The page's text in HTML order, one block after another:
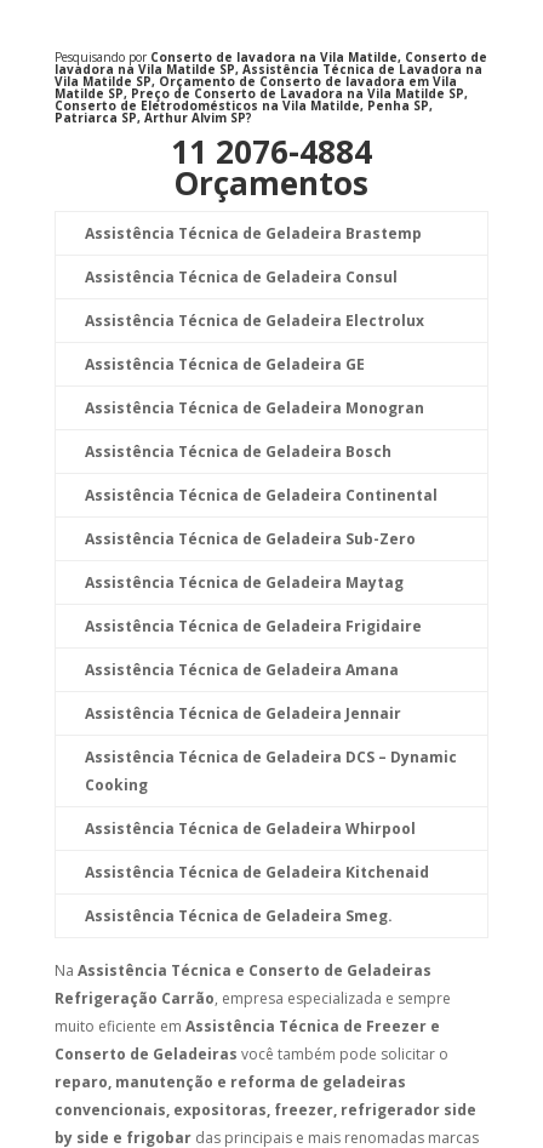
Pesquisando por Conserto de lavadora na Vila Matilde, Conserto de
lavadora na Vila Matilde SP, Assistência Técnica de Lavadora na
Vila Matilde SP, Orçamento de Conserto de lavadora em Vila
Matilde SP, Preço de Conserto de Lavadora na Vila Matilde SP,
Conserto de Eletrodomésticos na Vila Matilde, Penha SP,
Patriarca SP, Arthur Alvim SP?
11 2076-4884
Orçamentos
Assistência Técnica de Geladeira Brastemp
Assistência Técnica de Geladeira Consul
Assistência Técnica de Geladeira Electrolux
Assistência Técnica de Geladeira GE
Assistência Técnica de Geladeira Monogran
Assistência Técnica de Geladeira Bosch
Assistência Técnica de Geladeira Continental
Assistência Técnica de Geladeira Sub-Zero
Assistência Técnica de Geladeira Maytag
Assistência Técnica de Geladeira Frigidaire
Assistência Técnica de Geladeira Amana
Assistência Técnica de Geladeira Jennair
Assistência Técnica de Geladeira DCS – Dynamic
Cooking
Assistência Técnica de Geladeira Whirpool
Assistência Técnica de Geladeira Kitchenaid
Assistência Técnica de Geladeira Smeg.
Na Assistência Técnica e Conserto de Geladeiras
Refrigeração Carrão, empresa especializada e sempre
muito eficiente em Assistência Técnica de Freezer e
Conserto de Geladeiras você também pode solicitar o
reparo, manutenção e reforma de geladeiras
convencionais, expositoras, freezer, refrigerador side
by side e frigobardas principais e mais renomadas marcas